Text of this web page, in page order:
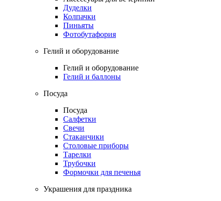
Дуделки
Колпачки
Пиньяты
Фотобутафория
Гелий и оборудование
Гелий и оборудование
Гелий и баллоны
Посуда
Посуда
Салфетки
Свечи
Стаканчики
Столовые приборы
Тарелки
Трубочки
Формочки для печенья
Украшения для праздника